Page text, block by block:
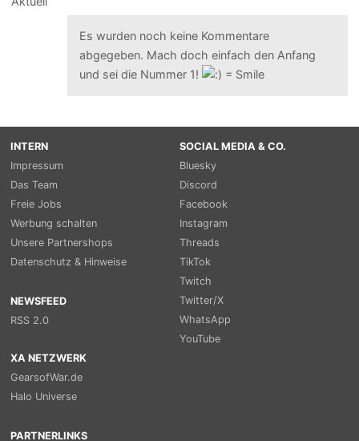
Es wurden noch keine Kommentare
abgegeben. Mach doch einfach den Anfang
und sei die Nummer 1!
INTERN
Impressum
Das Team
Freie Jobs
Werbung schalten
Unsere Partnershops
Datenschutz & Hinweise
NEWSFEED
RSS 2.0
SOCIAL MEDIA & CO.
Bluesky
Discord
Facebook
Instagram
Threads
TikTok
Twitch
Twitter/X
WhatsApp
YouTube
XA NETZWERK
GearsofWar.de
Halo Universe
PARTNERLINKS